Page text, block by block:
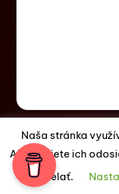
Copyright 2026
Naša stránka
Akceptujete ich
odosielať.